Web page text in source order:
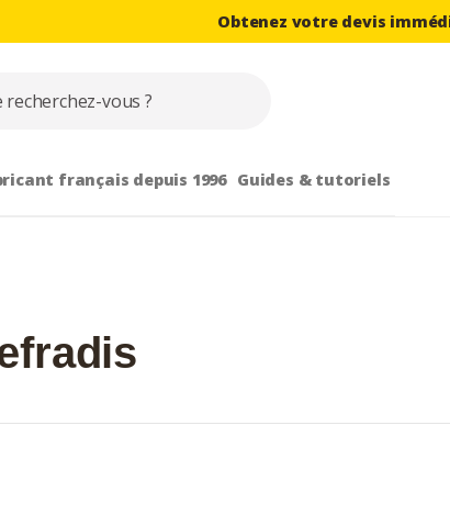
Obtenez votre devis
français depuis 1996 Guides & tutoriels